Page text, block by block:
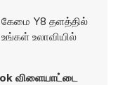
கேமை Y8 தளத்தில்
உலாவியில்
விளையாட்டை